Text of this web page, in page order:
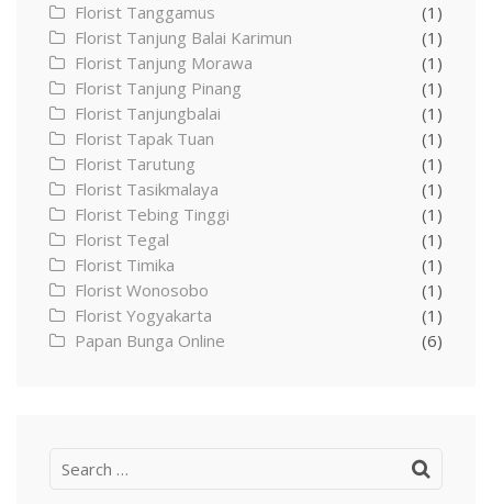
Florist Tanggamus
(1)
Florist Tanjung Balai Karimun
(1)
Florist Tanjung Morawa
(1)
Florist Tanjung Pinang
(1)
Florist Tanjungbalai
(1)
Florist Tapak Tuan
(1)
Florist Tarutung
(1)
Florist Tasikmalaya
(1)
Florist Tebing Tinggi
(1)
Florist Tegal
(1)
Florist Timika
(1)
Florist Wonosobo
(1)
Florist Yogyakarta
(1)
Papan Bunga Online
(6)
Search